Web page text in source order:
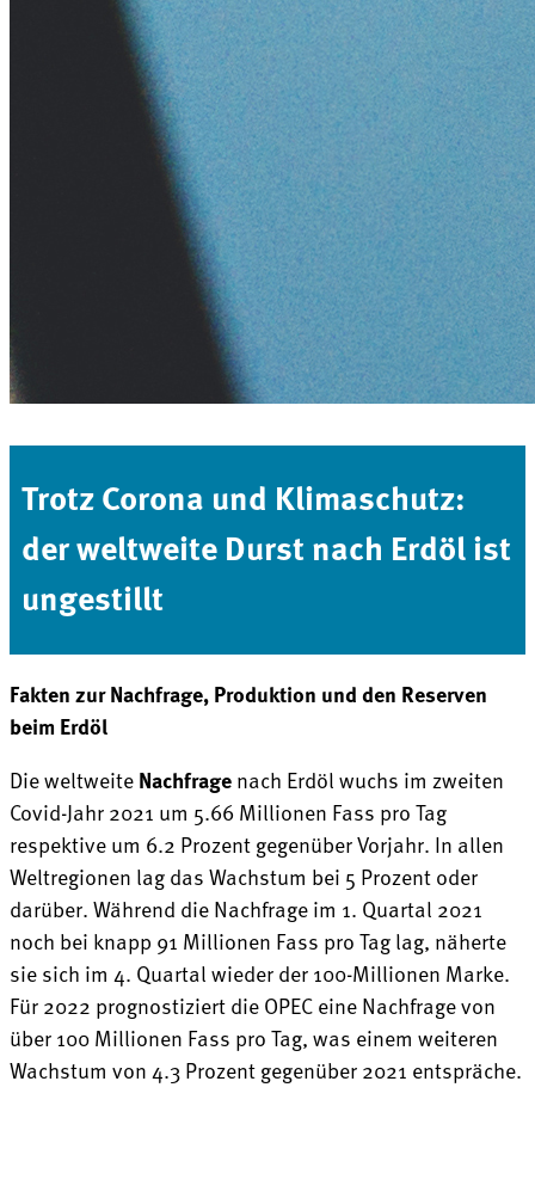
Trotz Corona und Klimaschutz:
der weltweite Durst nach Erdöl ist
ungestillt
Fakten zur Nachfrage, Produktion und den Reserven
beim Erdöl
Die weltweiteNachfragenach Erdöl wuchs im zweiten
Covid-Jahr 2021 um 5.66 Millionen Fass pro Tag
respektive um 6.2 Prozent gegenüber Vorjahr. In allen
Weltregionen lag das Wachstum bei 5 Prozent oder
darüber. Während die Nachfrage im 1. Quartal 2021
noch bei knapp 91 Millionen Fass pro Tag lag, näherte
sie sich im 4. Quartal wieder der 100-Millionen Marke.
Für 2022 prognostiziert die OPEC eine Nachfrage von
über 100 Millionen Fass pro Tag, was einem weiteren
Wachstum von 4.3 Prozent gegenüber 2021 entspräche.